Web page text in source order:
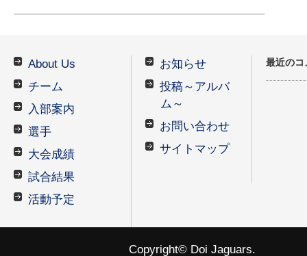
About Us
チーム
入部案内
選手
大会成績
試合結果
活動予定
お知らせ
投稿～アルバ
ム～
お問い合わせ
サイトマップ
最近のコ
Copyright© Doi Jaguars.